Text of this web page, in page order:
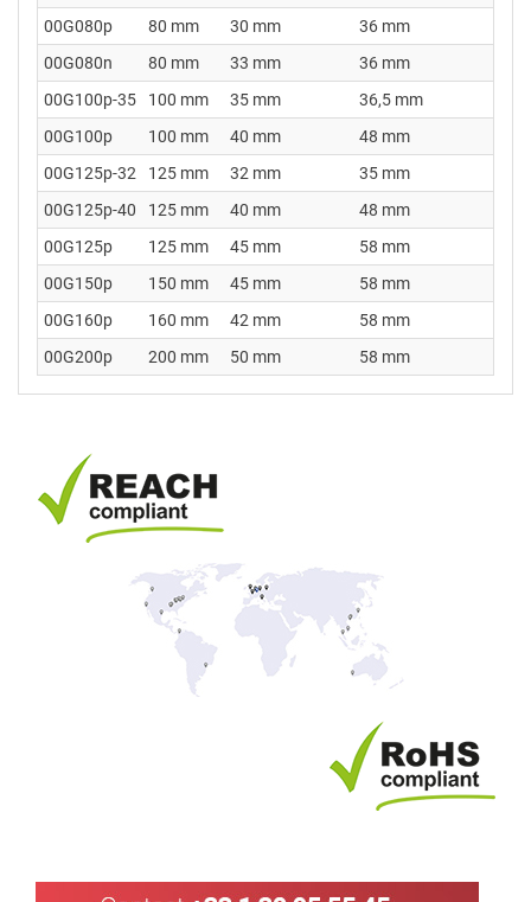
00G080p
80 mm 30 mm 36 mm
00G080n
80 mm 33 mm 36 mm
00G100p-35
100 mm 35 mm 36,5 mm
00G100p
100 mm 40 mm 48 mm
00G125p-32
125 mm 32 mm 35 mm
00G125p-40
125 mm 40 mm 48 mm
00G125p
125 mm 45 mm 58 mm
00G150p
150 mm 45 mm 58 mm
00G160p
160 mm 42 mm 58 mm
00G200p
200 mm 50 mm 58 mm